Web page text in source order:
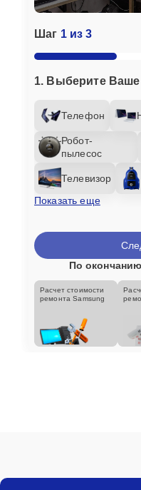
Шаг 1 из 3
1. Выберите Ваше
Телефон
Робот-
пылесос
Телевизор
Показать еще
По
Расчет стоимости
ремонта Samsung